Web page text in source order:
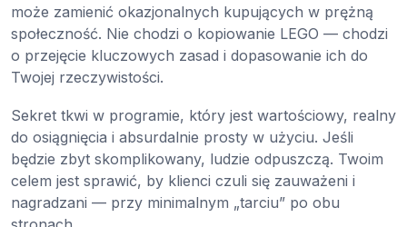
może zamienić okazjonalnych kupujących w prężną
społeczność. Nie chodzi o kopiowanie LEGO — chodzi
o przejęcie kluczowych zasad i dopasowanie ich do
Twojej rzeczywistości.
Sekret tkwi w programie, który jest wartościowy, realny
do osiągnięcia i absurdalnie prosty w użyciu. Jeśli
będzie zbyt skomplikowany, ludzie odpuszczą. Twoim
celem jest sprawić, by klienci czuli się zauważeni i
nagradzani — przy minimalnym „tarciu” po obu